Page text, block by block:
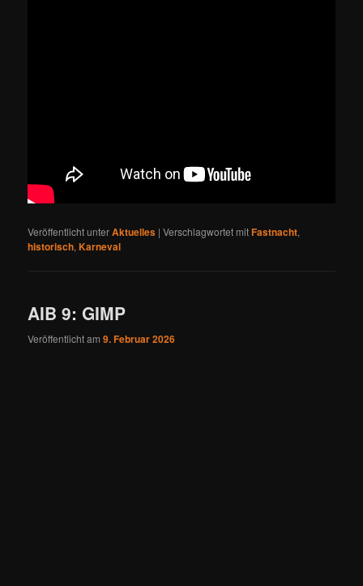
Veröffentlicht unterAktuelles |Verschlagwortet mitFastnacht,
historisch,Karneval
AIB 9: GIMP
Veröffentlicht am9. Februar 2026